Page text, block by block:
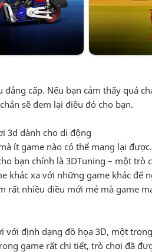
cấp. Nếu bạn cảm thấy quá
sẽ đem lại điều đó cho bạn.
3d dành cho di động
ít game nào có thể mang lại
bạn chính là 3DTuning – một trò
khác xa với những game khác để
rất nhiều điều mới mẻ mà game
với định dạng đồ họa 3D, một
game rất chi tiết, trò chơi đã